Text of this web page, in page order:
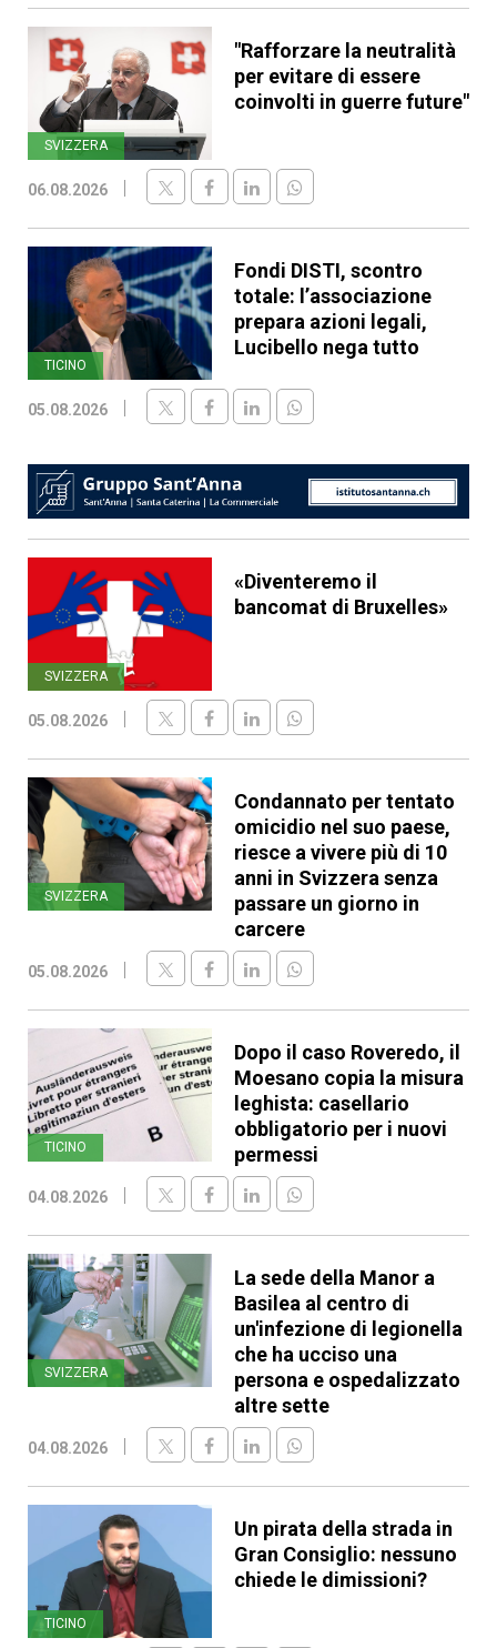
SVIZZERA
"Rafforzare la neutralità
per evitare di essere
coinvolti in guerre future"
06.08.2026
TICINO
Fondi DISTI, scontro
totale: l’associazione
prepara azioni legali,
Lucibello nega tutto
05.08.2026
SVIZZERA
«Diventeremo il
bancomat di Bruxelles»
05.08.2026
SVIZZERA
Condannato per tentato
omicidio nel suo paese,
riesce a vivere più di 10
anni in Svizzera senza
passare un giorno in
carcere
05.08.2026
TICINO
Dopo il caso Roveredo, il
Moesano copia la misura
leghista: casellario
obbligatorio per i nuovi
permessi
04.08.2026
SVIZZERA
La sede della Manor a
Basilea al centro di
un'infezione di legionella
che ha ucciso una
persona e ospedalizzato
altre sette
04.08.2026
TICINO
Un pirata della strada in
Gran Consiglio: nessuno
chiede le dimissioni?